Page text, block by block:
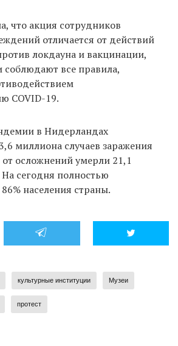
что акция сотрудников
отличается от действий
локдауна и вакцинации,
соблюдают все правила,
COVID-19.
в Нидерландах
миллиона случаев заражения
осложнений умерли 21,1
сегодня полностью
населения страны.
культурные институции Музеи
протест